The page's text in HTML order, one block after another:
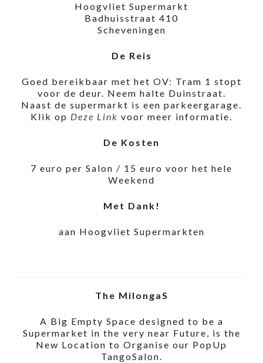
Hoogvliet Supermarkt
Badhuisstraat 410
Scheveningen
De Reis
Goed bereikbaar met het OV: Tram 1 stopt
voor de deur. Neem halte Duinstraat.
Naast de supermarkt is een parkeergarage.
Klik op Deze Link voor meer informatie.
De Kosten
7 euro per Salon / 15 euro voor het hele
Weekend
Met Dank!
aan Hoogvliet Supermarkten
The MilongaS
A Big Empty Space designed to be a
Supermarket in the very near Future, is the
New Location to Organise our PopUp
TangoSalon.